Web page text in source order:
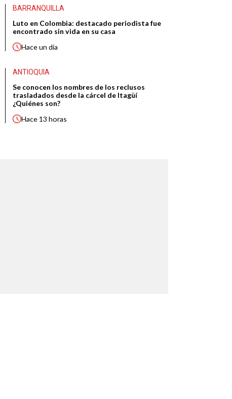
BARRANQUILLA
Luto en Colombia: destacado periodista fue
encontrado sin vida en su casa
Haceun día
ANTIOQUIA
Se conocen los nombres de los reclusos
trasladados desde la cárcel de Itagüí
¿Quiénes son?
Hace 13 horas